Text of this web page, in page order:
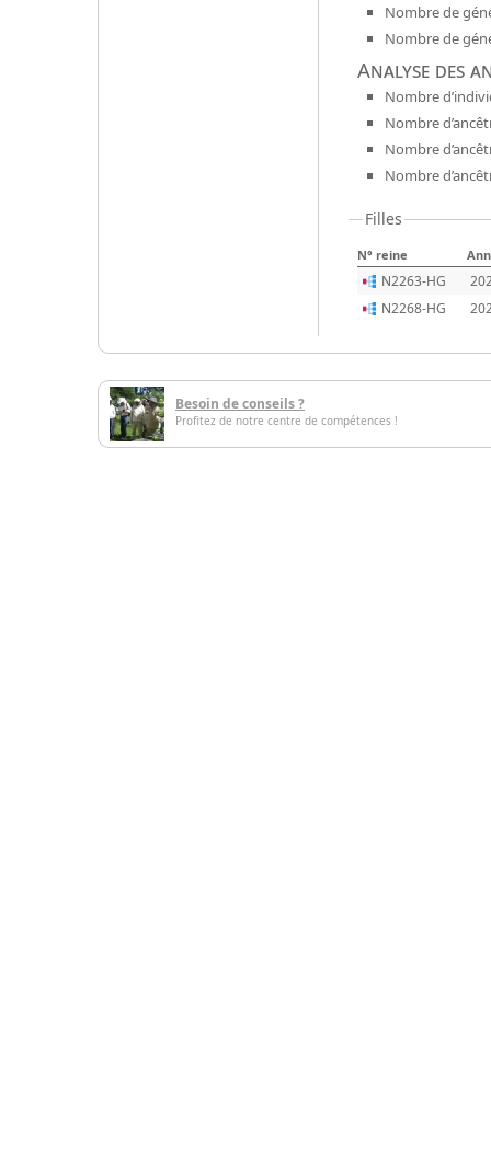
Nombre de
Nombre de
Analyse des
Nombre
Nombre
Nombre
Nombre
Filles
N° reine
N2263-HG
N2268-HG
Besoin de conseils ?
Profitez de notre centre de compétences !